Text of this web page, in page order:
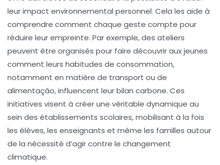
leur impact environnemental personnel. Cela les aide à
comprendre comment chaque geste compte pour
réduire leur empreinte. Par exemple, des ateliers
peuvent être organisés pour faire découvrir aux jeunes
comment leurs habitudes de consommation,
notamment en matière de transport ou de
alimentação, influencent leurbilan carbone. Ces
initiatives visent à créer une véritable dynamique au
sein des établissements scolaires, mobilisant à la fois
les élèves, les enseignants et même les familles autour
de la nécessité d’agir contre le changement
climatique.